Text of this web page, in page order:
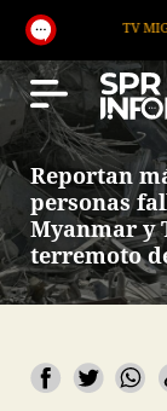
TV MIGRANTE
Reportan
personas
Myanmar y
terremoto